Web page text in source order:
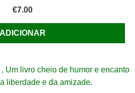
€7.00
ADICIONAR